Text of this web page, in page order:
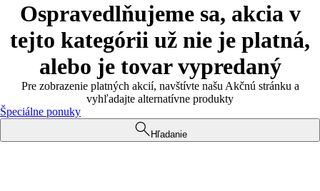
Ospravedlňujeme sa, akcia v
tejto kategórii už nie je platná,
alebo je tovar vypredaný
Pre zobrazenie platných akcií, navštívte našu Akčnú stránku a
vyhľadajte alternatívne produkty
Špeciálne ponuky
Hľadanie